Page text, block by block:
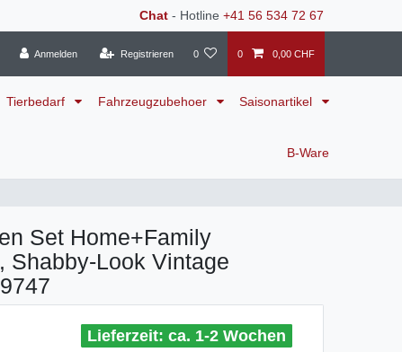
Chat - Hotline +41 56 534 72 67
Anmelden Registrieren 0 0 0,00 CHF
Tierbedarf Fahrzeugzubehoer Saisonartikel
B-Ware
Set Home+Family
Shabby-Look Vintage
ca. 1-2 Wochen